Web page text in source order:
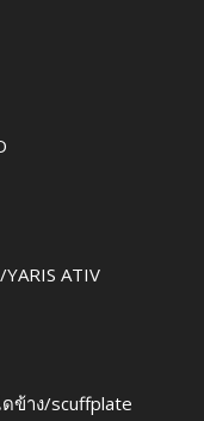
YARIS ATIV
ข้าง/scuffplate